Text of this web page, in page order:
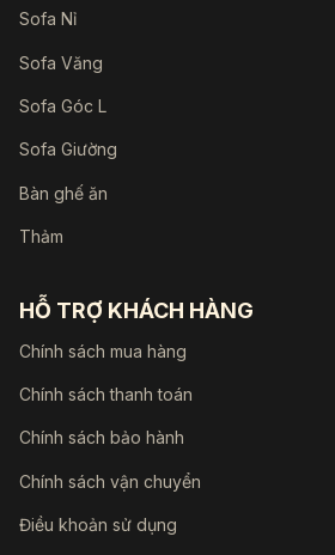
Sofa Nỉ
Sofa Văng
Sofa Góc L
Sofa Giường
Bàn ghế ăn
Thảm
HỖ TRỢ KHÁCH HÀNG
Chính sách mua hàng
Chính sách thanh toán
Chính sách bảo hành
Chính sách vận chuyển
Điều khoản sử dụng